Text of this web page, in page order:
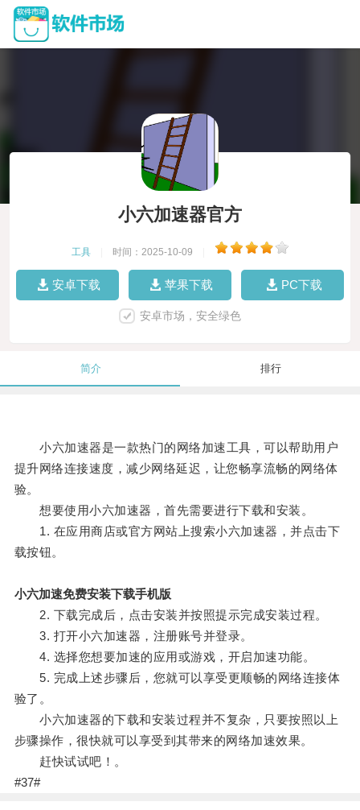
小六加速器官方
工具 时间：2025-10-09
安卓下载 苹果下载 PC下载
安卓市场，安全绿色
简介 排行
小六加速器是一款热门的网络加速工具，可以帮助用户
提升网络连接速度，减少网络延迟，让您畅享流畅的网络体
验。
想要使用小六加速器，首先需要进行下载和安装。
1. 在应用商店或官方网站上搜索小六加速器，并点击下
载按钮。
小六加速免费安装下载手机版
2. 下载完成后，点击安装并按照提示完成安装过程。
3. 打开小六加速器，注册账号并登录。
4. 选择您想要加速的应用或游戏，开启加速功能。
5. 完成上述步骤后，您就可以享受更顺畅的网络连接体
验了。
小六加速器的下载和安装过程并不复杂，只要按照以上
步骤操作，很快就可以享受到其带来的网络加速效果。
赶快试试吧！。
#37#